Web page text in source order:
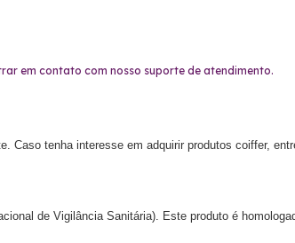
em contato com nosso suporte de atendimento.
Caso tenha interesse em adquirir produtos coiffer,
de Vigilância Sanitária). Este produto é